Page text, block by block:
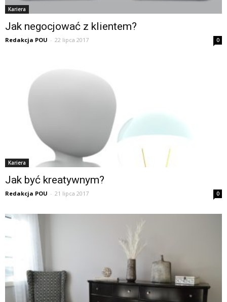
Kariera
Jak negocjować z klientem?
Redakcja POU - 22 lipca 2017 0
Kariera
Jak być kreatywnym?
Redakcja POU - 21 lipca 2017 0